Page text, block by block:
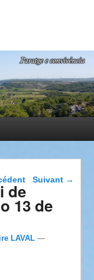
e Convivència
dans les
Suivant →
de
13 de
LAVAL —